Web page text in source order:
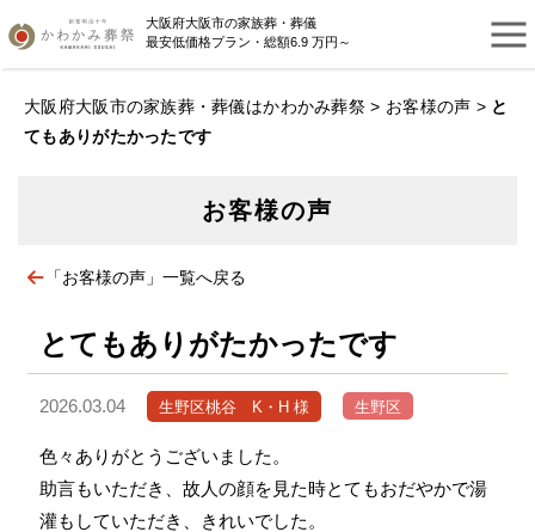
大阪府大阪市の家族葬・葬儀
最安低価格プラン・総額6.9 万円～
大阪府大阪市の家族葬・葬儀はかわかみ葬祭 > お客様の声 > と
てもありがたかったです
お客様の声
「お客様の声」一覧へ戻る
とてもありがたかったです
2026.03.04 生野区桃谷 K・H 様 生野区
色々ありがとうございました。
助言もいただき、故人の顔を見た時とてもおだやかで湯
灌もしていただき、きれいでした。